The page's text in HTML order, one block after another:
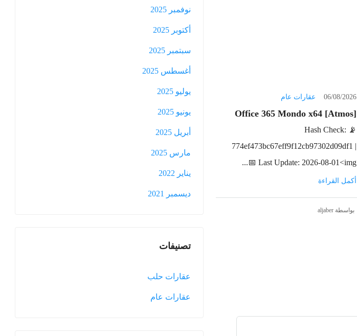
06/08/2026 عقارات عام
Office 365 Mondo x64 [Atmos]
📡 Hash Check:
774ef473bc67eff9f12cb97302d09df1 |
📅 Last Update: 2026-08-01<img...
أكمل القراءة
بواسطة aljaber
نوفمبر 2025
أكتوبر 2025
سبتمبر 2025
أغسطس 2025
يوليو 2025
يونيو 2025
أبريل 2025
مارس 2025
يناير 2022
ديسمبر 2021
تصنيفات
عقارات حلب
عقارات عام